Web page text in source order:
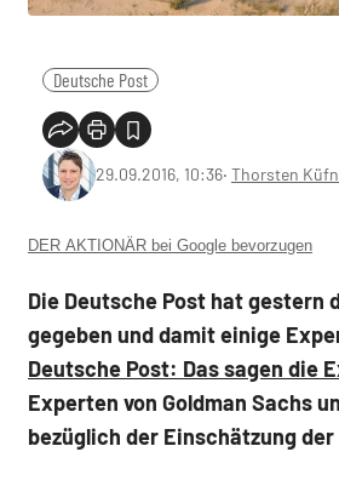
Deutsche Post
29.09.2016, 10:36‧ Thorsten
DER AKTIONÄR bei Google bevorzugen
Die Deutsche Post hat gestern
gegeben und damit einige
Deutsche Post: Das sagen die
Experten von Goldman Sachs
bezüglich der Einschätzung